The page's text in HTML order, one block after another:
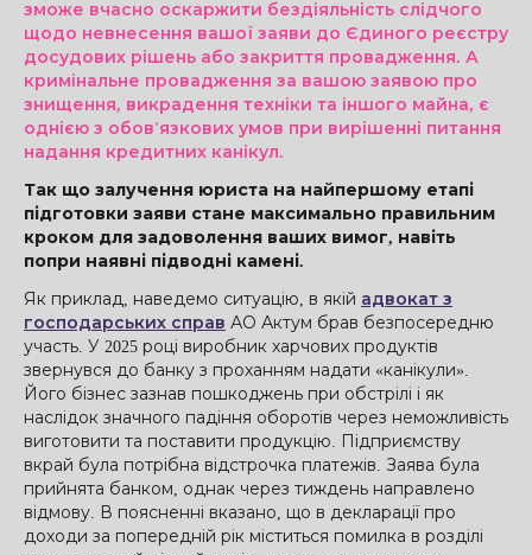
зможе вчасно оскаржити бездіяльність слідчого
щодо невнесення вашої заяви до Єдиного реєстру
досудових рішень або закриття провадження. А
кримінальне провадження за вашою заявою про
знищення, викрадення техніки та іншого майна, є
однією з обов'язкових умов при вирішенні питання
надання кредитних канікул.
Так що залучення юриста на найпершому етапі
підготовки заяви стане максимально правильним
кроком для задоволення ваших вимог, навіть
попри наявні підводні камені.
Як приклад, наведемо ситуацію, в якій адвокат з
господарських справ АО Актум брав безпосередню
участь. У 2025 році виробник харчових продуктів
звернувся до банку з проханням надати «канікули».
Його бізнес зазнав пошкоджень при обстрілі і як
наслідок значного падіння оборотів через неможливість
виготовити та поставити продукцію. Підприємству
вкрай була потрібна відстрочка платежів. Заява була
прийнята банком, однак через тиждень направлено
відмову. В поясненні вказано, що в декларації про
доходи за попередній рік міститься помилка в розділі